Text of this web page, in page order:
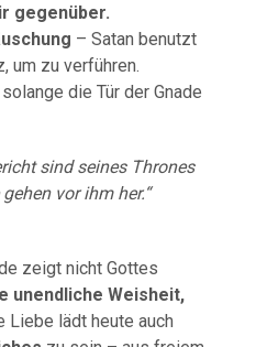
gegenüber.
– Satan benutzt
um zu verführen.
solange die Tür der Gnade
sind seines Thrones
vor ihm her.“
zeigt nicht Gottes
unendliche Weisheit,
Liebe lädt heute auch